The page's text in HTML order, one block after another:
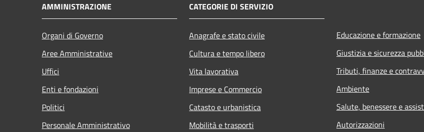
AMMINISTRAZIONE
Organi di Governo
Aree Amministrative
Uffici
Enti e fondazioni
Politici
Personale Amministrativo
CATEGORIE DI SERVIZIO
Anagrafe e stato civile
Cultura e tempo libero
Vita lavorativa
Imprese e Commercio
Catasto e urbanistica
Mobilità e trasporti
Educazione e formazione
Giustizia e sicurezza
Tributi, finanze e
Ambiente
Salute, benessere e
Autorizzazioni